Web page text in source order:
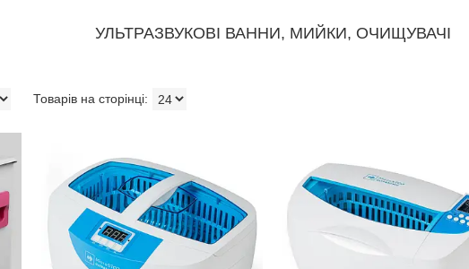
УЛЬТРАЗВУКОВІ ВАННИ, МИЙКИ, ОЧИЩУВАЧІ